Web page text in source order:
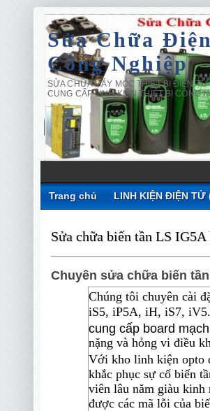
Sửa Chữa
Công Nghiệp
SỬA CHỮA MÁY MÓC THIẾT BỊ ĐIỆN TỬ
CUNG CẤP LINH KIỆN THIẾT BỊ CÔNG
Trang chủ LINH KIỆN ĐIỆN TỬ
Sửa chữa biến tần LS
Chuyên sửa chữa biến tần
Chúng tôi chuyên cài
iS5, iP5A, iH, iS7,
cung cấp board mạch
nặng và hỏng vi điều
Với kho linh kiện opto
khắc phục sự cố biến
viên lâu năm giàu kinh
được các mã lỗi của